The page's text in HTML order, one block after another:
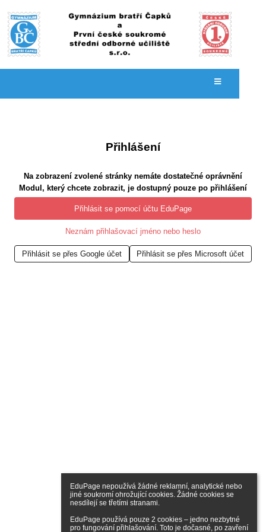
EduPage nepoužívá žádné reklamní, analytické nebo
jiné soukromí ohrožující cookies. Žádné cookies se
nesdílejí se třetími stranami.
EduPage používá pouze 2 cookies – jedno nezbytné
pro fungování přihlašování. Toto je dočasné, po zavření
Přihlášení
Na zobrazení zvolené stránky nemáte dostatečné oprávnění
Modul, který chcete zobrazit, je dostupný pouze po přihlášení
Přihlásit se pomocí účtu EduPage
Neznám přihlašovací jméno nebo heslo
Přihlásit se přes Google účet Přihlásit se přes Microsoft účet